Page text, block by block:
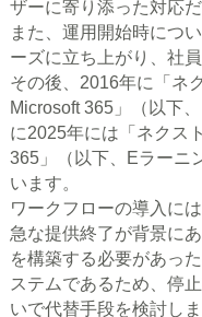
ザーに寄り添った対応
また、運用開始時につ
ーズに立ち上がり、社
その後、2016年に「ネ
Microsoft 365」（以下
に2025年には「ネクス
365」（以下、Eラーニ
います。
ワークフローの導入に
急な提供終了が背景に
を構築する必要があっ
ステムであるため、停
いで代替手段を検討し